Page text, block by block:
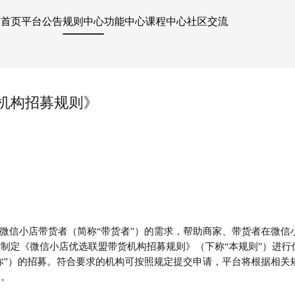
首页平台公告规则中心功能中心课程中心社区交流
构招募规则》
信小店带货者（简称“带货者”）的需求，帮助商家、带货者在微信
定《微信小店优选联盟带货机构招募规则》（下称“本规则”）进行
）的招募。符合要求的机构可按照规定提交申请，平台将根据相关